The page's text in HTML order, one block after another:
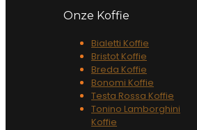
Onze Koffie
Bialetti Koffie
Bristot Koffie
Breda Koffie
Bonomi Koffie
Testa Rossa Koffie
Tonino Lamborghini
Koffie